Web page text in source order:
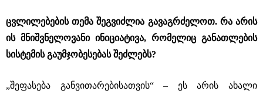
ცვლილებების თემა შეგვიძლია გავაგრძელოთ. რა არის
ის მნიშვნელოვანი ინიციატივა, რომელიც განათლების
სისტემის გაუმჯობესებას შეძლებს?
„შეფასება განვითარებისათვის“ – ეს არის ახალი